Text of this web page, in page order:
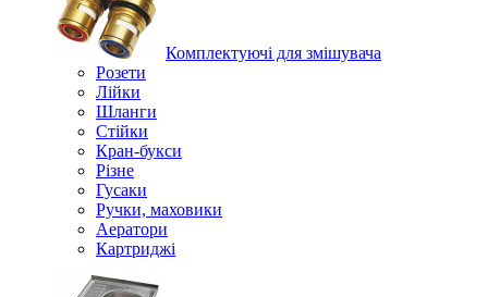
Комплектуючі для змішувача
Розети
Лійки
Шланги
Стійки
Кран-букси
Різне
Гусаки
Ручки, маховики
Аератори
Картриджі